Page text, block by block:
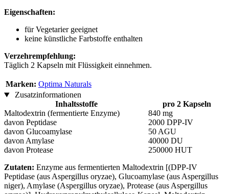
Eigenschaften:
für Vegetarier geeignet
keine künstliche Farbstoffe enthalten
Verzehrempfehlung:
Täglich 2 Kapseln mit Flüssigkeit einnehmen.
Marken: Optima Naturals
Zusatzinformationen
Inhaltsstoffe
pro 2 Kapseln
Maltodextrin (fermentierte Enzyme)
840 mg
davon Peptidase
2000 DPP-IV
davon Glucoamylase
50 AGU
davon Amylase
40000 DU
davon Protease
250000 HUT
Zutaten: Enzyme aus fermentierten Maltodextrin [(DPP-IV
Peptidase (aus Aspergillus oryzae), Glucoamylase (aus Aspergillus
niger), Amylase (Aspergillus oryzae), Protease (aus Aspergillus